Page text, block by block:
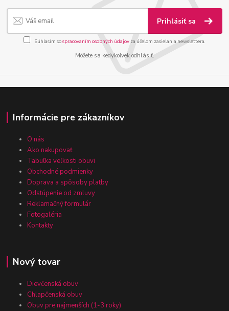
Prihlásiť sa
Súhlasím sospracovaním osobných údajov za účelom zasielania newslettera.
Môžete sa kedykoľvek odhlásiť.
Informácie pre zákazníkov
O nás
Ako nakupovať
Tabuľka veľkosti obuvi
Obchodné podmienky
Doprava a spôsoby platby
Odstúpenie od zmluvy
Reklamačný formulár
Fotogaléria
Kontakty
Nový tovar
Dievčenská obuv
Chlapčenská obuv
Obuv pre najmenších (1-3 roky)